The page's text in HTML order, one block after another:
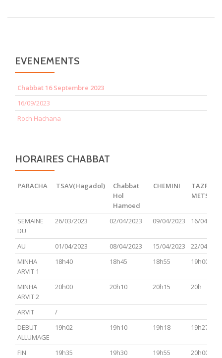
EVENEMENTS
Chabbat 16 Septembre 2023
16/09/2023
Roch Hachana
HORAIRES CHABBAT
PARACHA TSAV(Hagadol)
Chabbat
Hol
Hamoed
CHEMINI
TAZRIA
PARACHA TSAV(Hagadol)
Chabbat
Hamoed
CHEMINI
TAZRIA
SEMAINE
DU
26/03/2023 02/04/2023 09/04/2023 16/04/
AU 01/04/2023 08/04/2023 15/04/2023
22/04/
MINHA
ARVIT 1
18h40 18h45 18h55 19h00
MINHA
ARVIT 2
20h00 20h10 20h15 20h
ARVIT
/
DEBUT
ALLUMAGE
19h02 19h10 19h18 19h27
FIN 19h35 19h30 19h55 20h00